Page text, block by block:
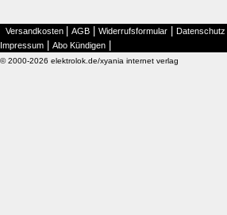
Versandkosten AGB Widerrufsformular Datenschutz
Impressum Abo Kündigen
© 2000-2026 elektrolok.de/xyania internet verlag